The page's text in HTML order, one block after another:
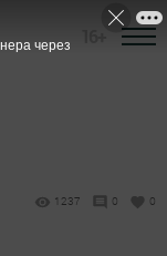
1237 0 0
через